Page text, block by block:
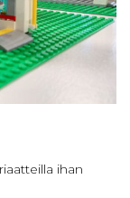
ihan